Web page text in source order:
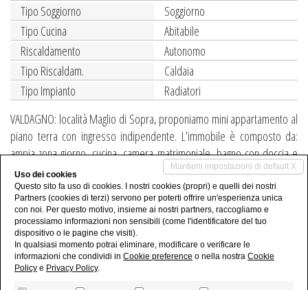
Tipo Soggiorno
Soggiorno
Tipo Cucina
Abitabile
Riscaldamento
Autonomo
Tipo Riscaldam.
Caldaia
Tipo Impianto
Radiatori
VALDAGNO: località Maglio di Sopra, proponiamo mini appartamento al
piano terra con ingresso indipendente. L’immobile è composto da:
ampia zona giorno, cucina, camera matrimoniale, bagno con doccia e
piccolo terrazzo. C.E. in fase di realizzazione. Rif. M036
Condividi
Mantieni impostazioni di default X
Uso dei cookies
Questo sito fa uso di cookies. I nostri cookies (propri) e quelli dei nostri
Partners (cookies di terzi) servono per poterti offrire un'esperienza unica
con noi. Per questo motivo, insieme ai nostri partners, raccogliamo e
processiamo informazioni non sensibili (come l'identificatore del tuo
dispositivo o le pagine che visiti).
In qualsiasi momento potrai eliminare, modificare o verificare le
informazioni che condividi in Cookie preference o nella nostra Cookie
Policy e Privacy Policy.